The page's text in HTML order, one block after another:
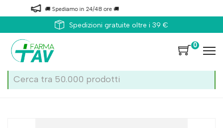
🚚 Spediamo in 24/48 ore 🚚
Spedizioni gratuite oltre i 39 €
0